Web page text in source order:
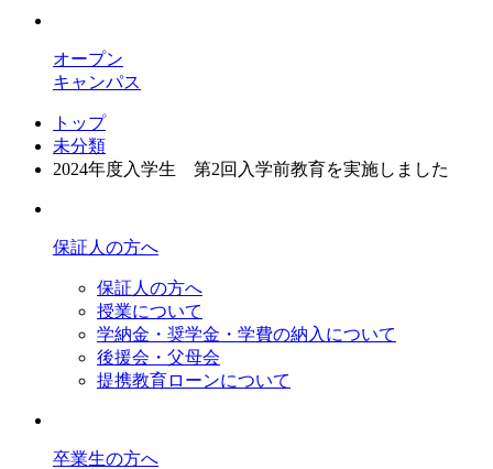
オープン
キャンパス
トップ
未分類
2024年度入学生 第2回入学前教育を実施しました
保証人の方へ
保証人の方へ
授業について
学納金・奨学金・学費の納入について
後援会・父母会
提携教育ローンについて
卒業生の方へ